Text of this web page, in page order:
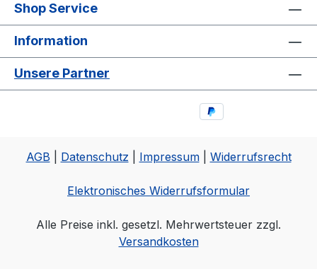
Shop Service
Information
Unsere Partner
AGB Datenschutz Impressum| Widerrufsrecht
Elektronisches Widerrufsformular
Alle Preise inkl. gesetzl. Mehrwertsteuer zzgl.
Versandkosten